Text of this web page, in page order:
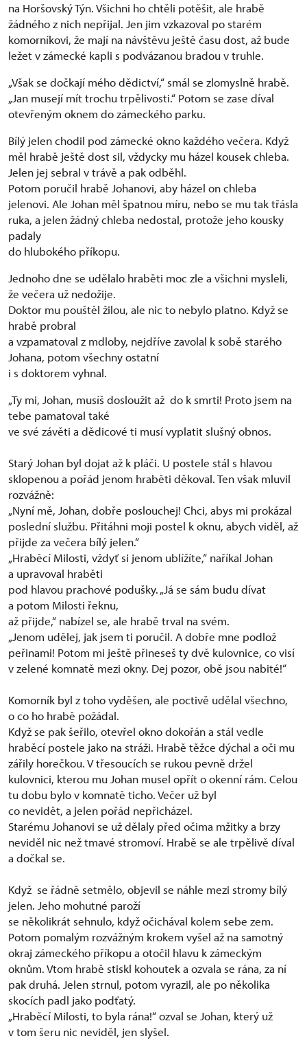
na Horšovský Týn. Všichni ho chtěli potěšit, ale hrabě
žádného z nich nepřijal. Jen jim vzkazoval po starém
komorníkovi, že mají na návštěvu ještě času dost, až bude
ležet v zámecké kapli s podvázanou bradou v truhle.
„Však se dočkají mého dědictví,“ smál se zlomyslně hrabě.
„Jan musejí mít trochu trpělivosti.“ Potom se zase díval
otevřeným oknem do zámeckého parku.
Bílý jelen chodil pod zámecké okno každého večera. Když
měl hrabě ještě dost sil, vždycky mu házel kousek chleba.
Jelen jej sebral v trávě a pak odběhl.
Potom poručil hrabě Johanovi, aby házel on chleba
jelenovi. Ale Johan měl špatnou míru, nebo se mu tak třásla
ruka, a jelen žádný chleba nedostal, protože jeho kousky
padaly
do hlubokého příkopu.
Jednoho dne se udělalo hraběti moc zle a všichni mysleli,
že večera už nedožije.
Doktor mu pouštěl žilou, ale nic to nebylo platno. Když se
hrabě probral
a vzpamatoval z mdloby, nejdříve zavolal k sobě starého
Johana, potom všechny ostatní
i s doktorem vyhnal.
„Ty mi, Johan, musíš dosloužit až do k smrti! Proto jsem na
tebe pamatoval také
ve své závěti a dědicové ti musí vyplatit slušný obnos.
Starý Johan byl dojat až k pláči. U postele stál s hlavou
sklopenou a pořád jenom hraběti děkoval. Ten však mluvil
rozvážně:
„Nyní mě, Johan, dobře poslouchej! Chci, abys mi prokázal
poslední službu. Přitáhni moji postel k oknu, abych viděl, až
přijde za večera bílý jelen.“
„Hraběcí Milosti, vždyť si jenom ublížíte,“ naříkal Johan
a upravoval hraběti
pod hlavou prachové podušky. „Já se sám budu dívat
a potom Milosti řeknu,
až přijde,“ nabízel se, ale hrabě trval na svém.
„Jenom udělej, jak jsem ti poručil. A dobře mne podlož
peřinami! Potom mi ještě přineseš ty dvě kulovnice, co visí
v zelené komnatě mezi okny. Dej pozor, obě jsou nabité!“
Komorník byl z toho vyděšen, ale poctivě udělal všechno,
o co ho hrabě požádal.
Když se pak šeřilo, otevřel okno dokořán a stál vedle
hraběcí postele jako na stráži. Hrabě těžce dýchal a oči mu
zářily horečkou. V třesoucích se rukou pevně držel
kulovnici, kterou mu Johan musel opřít o okenní rám. Celou
tu dobu bylo v komnatě ticho. Večer už byl
co nevidět, a jelen pořád nepřicházel.
Starému Johanovi se už dělaly před očima mžitky a brzy
neviděl nic než tmavé stromoví. Hrabě se ale trpělivě díval
a dočkal se.
Když se řádně setmělo, objevil se náhle mezi stromy bílý
jelen. Jeho mohutné paroží
se několikrát sehnulo, když očichával kolem sebe zem.
Potom pomalým rozvážným krokem vyšel až na samotný
okraj zámeckého příkopu a otočil hlavu k zámeckým
oknům. Vtom hrabě stiskl kohoutek a ozvala se rána, za ní
pak druhá. Jelen strnul, potom vyrazil, ale po několika
skocích padl jako podťatý.
„Hraběcí Milosti, to byla rána!“ ozval se Johan, který už
v tom šeru nic neviděl, jen slyšel.